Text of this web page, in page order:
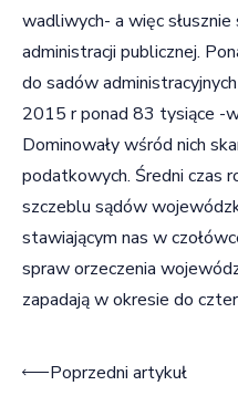
wadliwych- a więc
administracji publicznej.
do sadów
2015 r ponad 83 tysiące -
Dominowały wśród nich
podatkowych. Średni czas
szczeblu sądów
stawiającym nas w
spraw orzeczenia
zapadają w okresie do
Nawigacja wpisu
Poprzedni artykuł